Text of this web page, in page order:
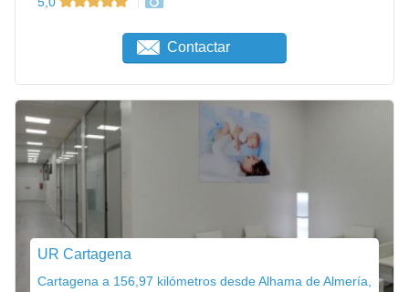
Contactar
UR Cartagena
Cartagena a 156,97 kilómetros desde Alhama de Almería,